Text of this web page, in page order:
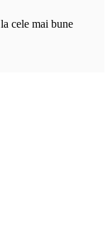
la cele mai bune